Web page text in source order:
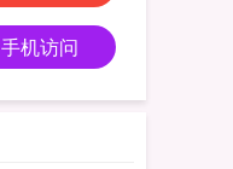
手机访问